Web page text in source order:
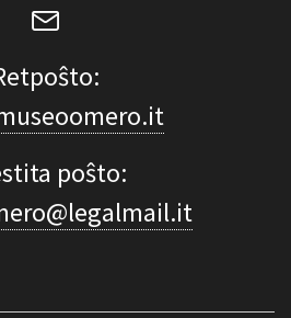
poŝto: